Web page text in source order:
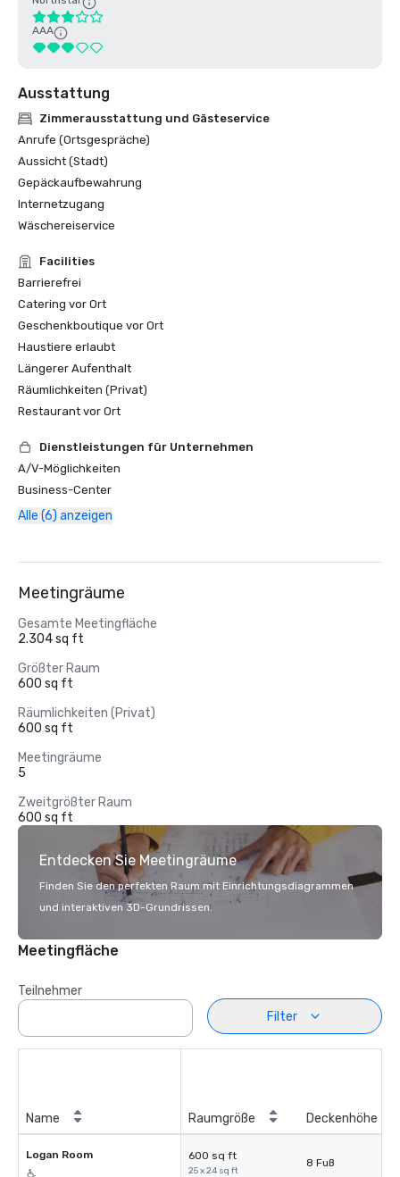
AAA
Ausstattung
Zimmerausstattung und Gästeservice
Anrufe (Ortsgespräche)
Aussicht (Stadt)
Gepäckaufbewahrung
Internetzugang
Wäschereiservice
Facilities
Barrierefrei
Catering vor Ort
Geschenkboutique vor Ort
Haustiere erlaubt
Längerer Aufenthalt
Räumlichkeiten (Privat)
Restaurant vor Ort
Dienstleistungen für Unternehmen
A/V-Möglichkeiten
Business-Center
Alle (6) anzeigen
Meetingräume
Gesamte Meetingfläche
2.304 sq ft
Größter Raum
600 sq ft
Räumlichkeiten (Privat)
600 sq ft
Meetingräume
5
Zweitgrößter Raum
600 sq ft
Entdecken Sie Meetingräume
Finden Sie den perfekten Raum mit Einrichtungsdiagrammen
und interaktiven 3D-Grundrissen.
Meetingfläche
Teilnehmer
Filter
Name Raumgröße Deckenhöhe
Logan Room 600 sq ft
25 x 24 sq ft
8 Fuß